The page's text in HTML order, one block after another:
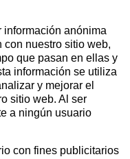
información anónima
con nuestro sitio web,
que pasan en ellas y
información se utiliza
y mejorar el
sitio web. Al ser
a ningún usuario
con fines publicitarios